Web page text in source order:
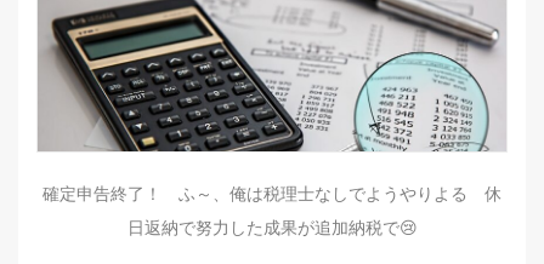
確定申告終了！ ふ～、俺は税理士なしでようやりよる 休
日返納で努力した成果が追加納税で😢